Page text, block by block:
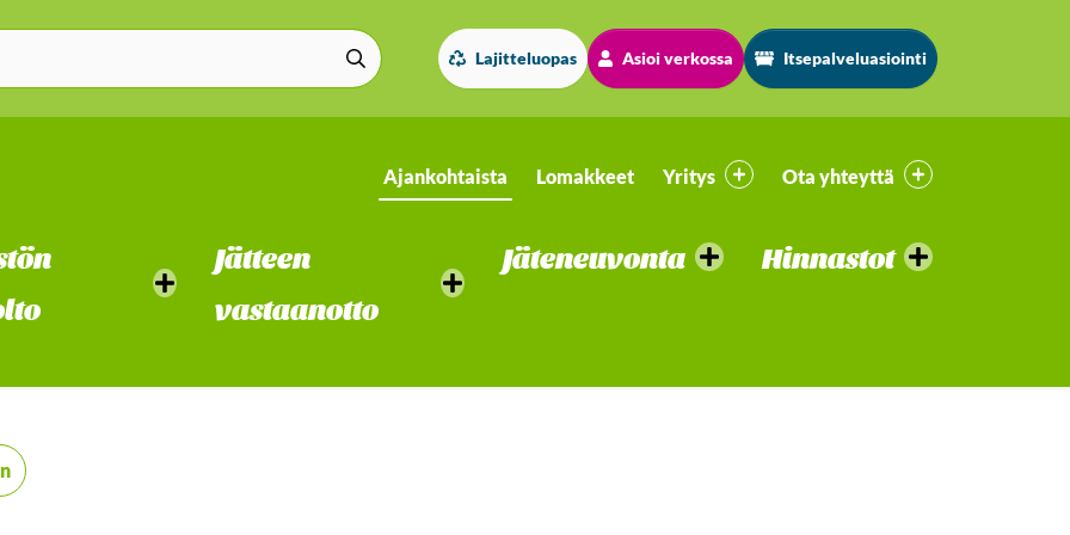
Lajitteluopas Asioi verkossa Itsepalveluasiointi
Ajankohtaista Lomakkeet Yritys Ota yhteyttä
Jätteen
vastaanotto
Jäteneuvonta Hinnastot